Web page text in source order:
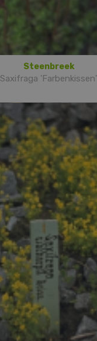
Steenbreek
Saxifraga 'Farbenkissen'